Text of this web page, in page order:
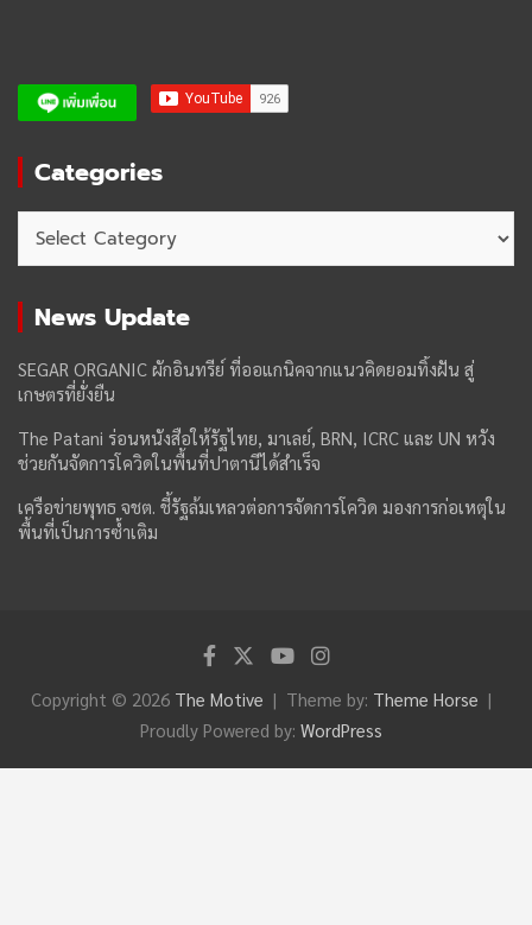
Categories
News Update
SEGAR ORGANIC ผักอินทรีย์ ที่ออแกนิคจากแนวคิดยอมทิ้งฝัน สู่
เกษตรที่ยั่งยืน
The Patani ร่อนหนังสือให้รัฐไทย, มาเลย์, BRN, ICRC และ UN หวัง
ช่วยกันจัดการโควิดในพื้นที่ปาตานีได้สำเร็จ
เครือข่ายพุทธ จชต. ชี้รัฐล้มเหลวต่อการจัดการโควิด มองการก่อเหตุใน
พื้นที่เป็นการซ้ำเติม
Copyright © 2026 The Motive Theme by: Theme Horse
Proudly Powered by: WordPress